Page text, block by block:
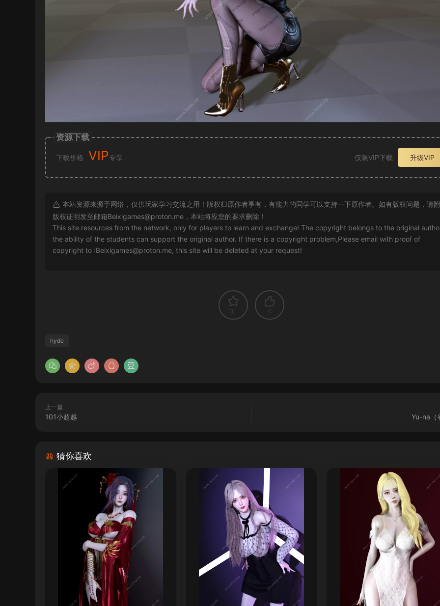
资源下载
下载价格 VIP专享 仅限VIP下载 升级VIP
本站资源来源于网络，仅供玩家学习交流之用！版权归原作者享有，有能力的同学可以支持一下原作者。如有版权问题，请
版权证明发至邮箱Beixigames@proton.me ，本站将应您的要求删除！
This site resources from the network, only for players to learn and exchange! The copyright belongs to the original
the ability of the students can support the original author. If there is a copyright problem,Please email with proof of
copyright to :Beixigames@proton.me, this site will be deleted at your request!
31 0
hyde
上一篇
101小超越 Yu-na（
猜你喜欢